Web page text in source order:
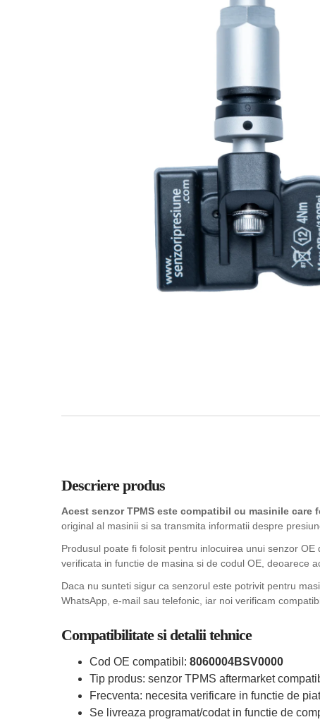
Descriere produs
Acest senzor TPMS este compatibil cu masinile care
original al masinii si sa transmita informatii despre
Produsul poate fi folosit pentru inlocuirea unui senzor
verificata in functie de masina si de codul OE, deoarece
Daca nu sunteti sigur ca senzorul este potrivit pentru
WhatsApp, e-mail sau telefonic, iar noi verificam
Compatibilitate si detalii tehnice
Cod OE compatibil: 8060004BSV0000
Tip produs: senzor TPMS aftermarket
Frecventa: necesita verificare in functie de
Se livreaza programat/codat in functie de